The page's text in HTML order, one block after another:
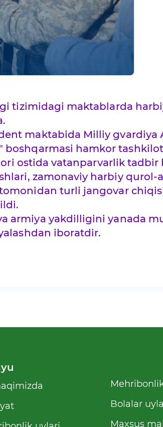
tizimidagi maktablarda
maktabida Milliy gvardiya
boshqarmasi hamkor
ostida vatanparvarlik tadbir
zamonaviy harbiy qurol-
turli jangovar
armiya yakdilligini yanada
iboratdir.
Bolalar
Maxsus